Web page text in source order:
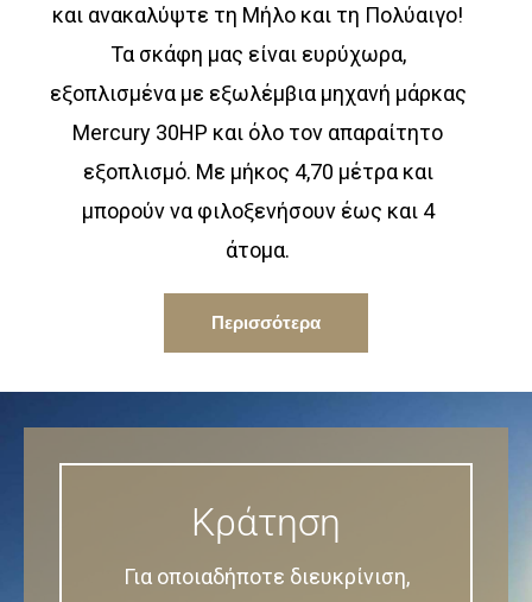
και ανακαλύψτε τη Μήλο και τη Πολύαιγο!
Τα σκάφη μας είναι ευρύχωρα,
εξοπλισμένα με εξωλέμβια μηχανή μάρκας
Mercury 30HP και όλο τον απαραίτητο
εξοπλισμό. Με μήκος 4,70 μέτρα και
μπορούν να φιλοξενήσουν έως και 4
άτομα.
Περισσότερα
Κράτηση
Για οποιαδήποτε διευκρίνιση,